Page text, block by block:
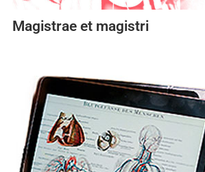
Magistrae et magistri